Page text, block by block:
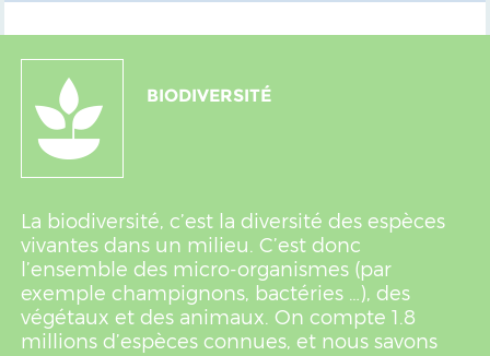
BIODIVERSITÉ
La biodiversité, c’est la diversité des espèces
vivantes dans un milieu. C’est donc
l’ensemble des micro-organismes (par
exemple champignons, bactéries …), des
végétaux et des animaux. On compte 1.8
millions d’espèces connues, et nous savons